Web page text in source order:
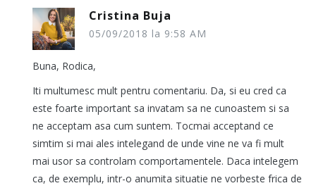
Cristina Buja
05/09/2018 la 9:58 AM
Buna, Rodica,
Iti multumesc mult pentru comentariu. Da, si eu cred ca
este foarte important sa invatam sa ne cunoastem si sa
ne acceptam asa cum suntem. Tocmai acceptand ce
simtim si mai ales intelegand de unde vine ne va fi mult
mai usor sa controlam comportamentele. Daca intelegem
ca, de exemplu, intr-o anumita situatie ne vorbeste frica de